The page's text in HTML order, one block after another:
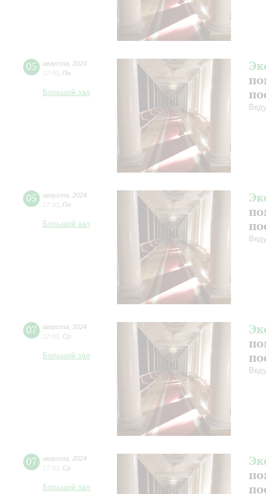
05 августа
2024
12:00 Пн
Большой зал
05 августа
2024
17:00 Пн
Большой зал
07 августа
2024
12:00 Ср
Большой зал
07 августа
2024
17:00 Ср
Большой зал